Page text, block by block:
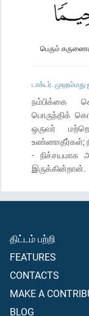
பெரும்
டாக்டர். முஹம்மது
நம்பிக்கை
பொருந்திக்
ஒருவர்
உண்ணாதீர்கள்;
- நிச்சயமாக
இருக்கின்றான்.
திட்டம் பற்றி
FEATURES
CONTACTS
MAKE A
BLOG